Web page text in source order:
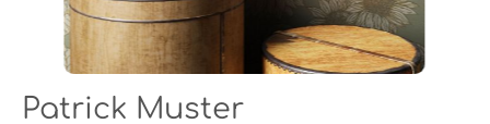
Patrick Muster